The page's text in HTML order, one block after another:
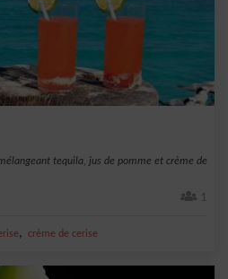
tequila, jus de pomme et crème de
1
, crème de cerise